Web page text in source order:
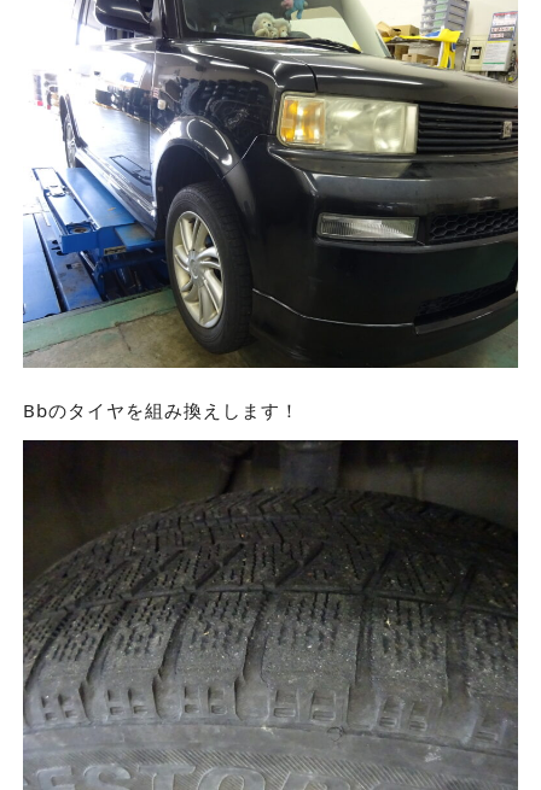
Bbのタイヤを組み換えします！